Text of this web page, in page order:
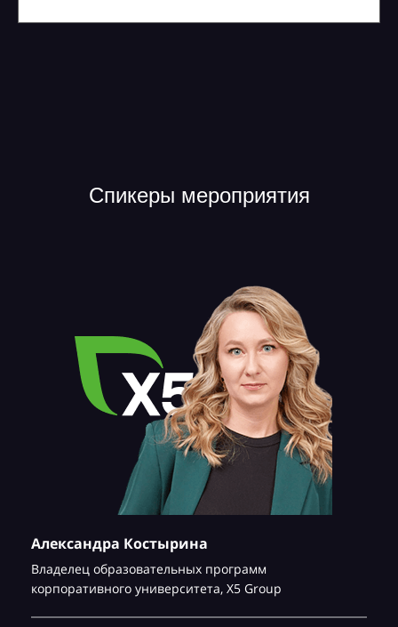
Спикеры мероприятия
Александра Костырина
Владелец образовательных программ
корпоративного университета, Х5 Group